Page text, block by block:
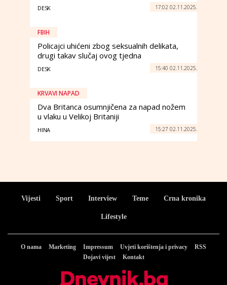
DESK 17:02 02.11.2025.
FBIH
Policajci uhićeni zbog seksualnih delikata,
drugi takav slučaj ovog tjedna
DESK 15:40 02.11.2025.
KRVAVI NAPAD
Dva Britanca osumnjičena za napad nožem
u vlaku u Velikoj Britaniji
HINA 15:27 02.11.2025.
Vijesti Sport Interview Teme Crna kronika
Lifestyle
O nama Marketing Impressum Uvjeti korištenja i privacy
RSS
Dojavi vijest
Kontakt